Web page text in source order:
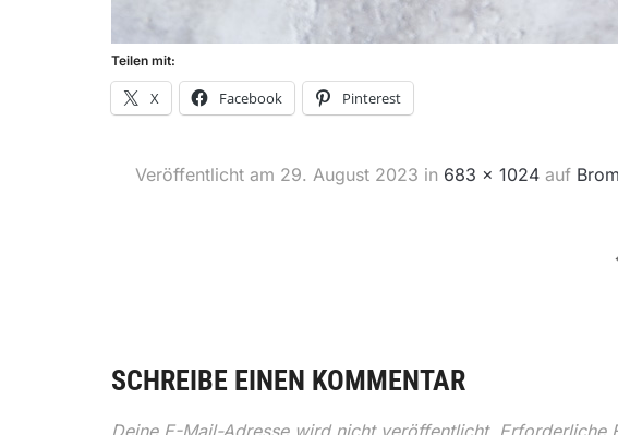
Teilen mit:
X Facebook Pinterest
Veröffentlicht am 29. August 2023 in 683 × 1024auf
SCHREIBE EINEN KOMMENTAR
Deine E-Mail-Adresse wird nicht veröffentlicht. Erforderliche